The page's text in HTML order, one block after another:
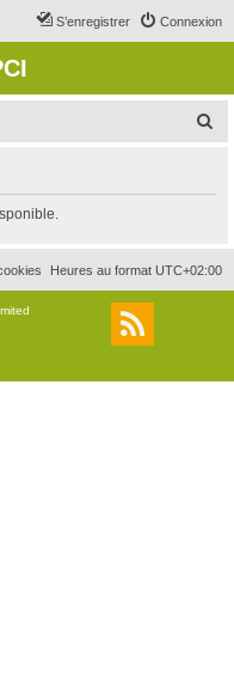
Connexion
S’enregistrer
r
c
r
Heures au format UTC+02:00